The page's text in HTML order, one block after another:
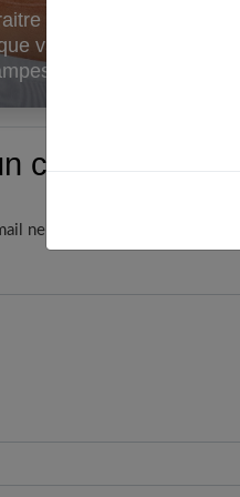
des
valent les
leds ?
commentaire
ne sera pas publiée. - *